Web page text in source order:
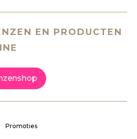
EN PRODUCTEN
Promoties